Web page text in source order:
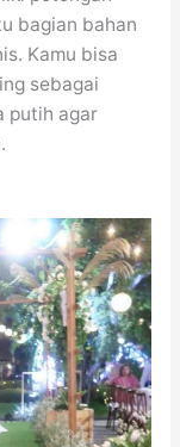
bagian bahan
Kamu bisa
sebagai
putih agar